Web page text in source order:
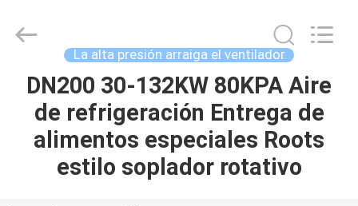
HOGAR
PRODUCTOS
Machine
(Jiangsu)
Reserved.
La alta presión arraiga el ventilador
DN200 30-132KW 80KPA Aire
de refrigeración Entrega de
alimentos especiales Roots
estilo soplador rotativo